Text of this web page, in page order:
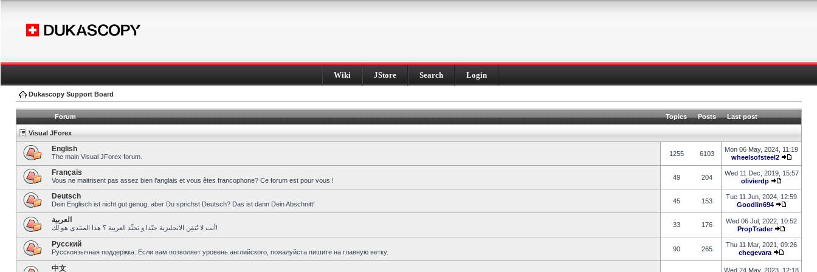
Wiki JStore Search Login
Dukascopy Support Board
Forum Topics Posts Last post
Visual JForex
English
The main Visual JForex forum. 1255 6103
Mon 06 May, 2024, 11:19
wheelsofsteel2
Français
Vous ne maitrisent pas assez bien l’anglais et vous êtes francophone? Ce forum est pour vous ! 49 204
Wed 11 Dec, 2019, 15:57
olivierdp
Deutsch
Dein Englisch ist nicht gut genug, aber Du sprichst Deutsch? Das ist dann Dein Abschnitt! 45 153
Tue 11 Jun, 2024, 12:59
Goodlin694
العربية
أنت لا تُتقِن الانجليزية جيّدا و تحبِّذ العربية ؟ هذا المنتدى هو لك! 33 176
Wed 06 Jul, 2022, 10:52
PropTrader
Pусский
Русскоязычная поддержка. Если вам позволяет уровень английского, пожалуйста пишите на главную ветку. 90 265
Thu 11 Mar, 2021, 09:26
chegevara
中文 Wed 24 May, 2023, 12:18